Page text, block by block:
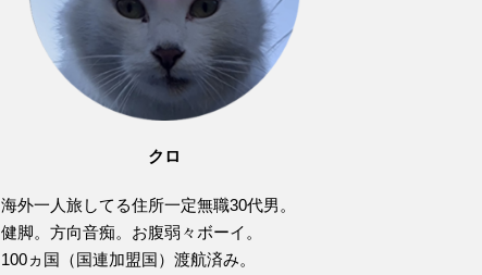
クロ
海外一人旅してる住所一定無職30代男。
健脚。方向音痴。お腹弱々ボーイ。
100ヵ国（国連加盟国）渡航済み。